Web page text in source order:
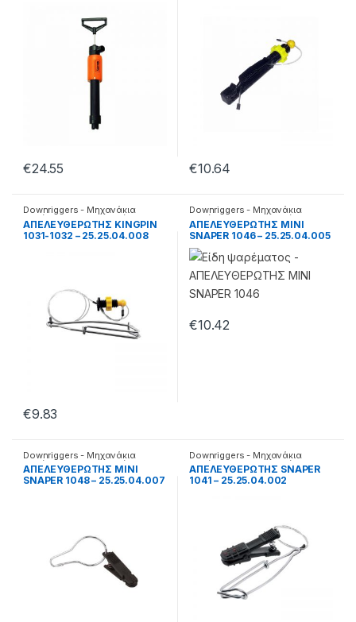
€24.55 €10.64
Downriggers - Μηχανάκια
καθέτης,Απελευθερωτές
AΠΕΛΕΥΘΕΡΩΤΗΣ KINGPIN
1031-1032 – 25.25.04.008
€9.83
Downriggers - Μηχανάκια
καθέτης,Απελευθερωτές
AΠΕΛΕΥΘΕΡΩΤΗΣ MINI
SNAPER 1046 – 25.25.04.005
€10.42
Downriggers - Μηχανάκια
καθέτης,Απελευθερωτές
AΠΕΛΕΥΘΕΡΩΤΗΣ MINI
SNAPER 1048 – 25.25.04.007
Downriggers - Μηχανάκια
καθέτης,Απελευθερωτές
AΠΕΛΕΥΘΕΡΩΤΗΣ SNAPER
1041 – 25.25.04.002